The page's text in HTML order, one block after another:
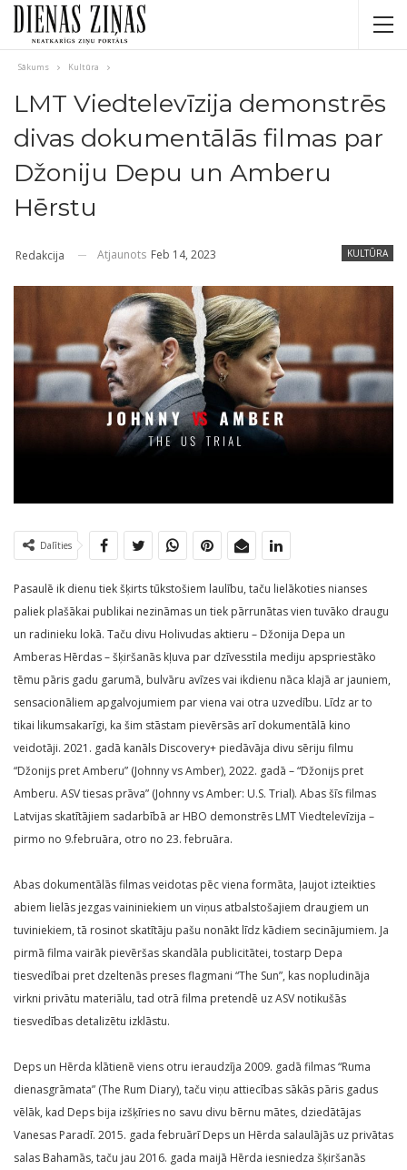
Sākums Kultūra
LMT Viedtelevīzija demonstrēs
divas dokumentālās filmas par
Džoniju Depu un Amberu
Hērstu
KULTŪRA
Redakcija Atjaunots Feb 14, 2023
Dalīties
Pasaulē ik dienu tiek šķirts tūkstošiem laulību, taču lielākoties nianses
paliek plašākai publikai nezināmas un tiek pārrunātas vien tuvāko draugu
un radinieku lokā. Taču divu Holivudas aktieru – Džonija Depa un
Amberas Hērdas – šķiršanās kļuva par dzīvesstila mediju apspriestāko
tēmu pāris gadu garumā, bulvāru avīzes vai ikdienu nāca klajā ar jauniem,
sensacionāliem apgalvojumiem par viena vai otra uzvedību. Līdz ar to
tikai likumsakarīgi, ka šim stāstam pievērsās arī dokumentālā kino
veidotāji. 2021. gadā kanāls Discovery+ piedāvāja divu sēriju filmu
“Džonijs pret Amberu” (Johnny vs Amber), 2022. gadā – “Džonijs pret
Amberu. ASV tiesas prāva” (Johnny vs Amber: U.S. Trial). Abas šīs filmas
Latvijas skatītājiem sadarbībā ar HBO demonstrēs LMT Viedtelevīzija –
pirmo no 9.februāra, otro no 23. februāra.
Abas dokumentālās filmas veidotas pēc viena formāta, ļaujot izteikties
abiem lielās jezgas vaininiekiem un viņus atbalstošajiem draugiem un
tuviniekiem, tā rosinot skatītāju pašu nonākt līdz kādiem secinājumiem. Ja
pirmā filma vairāk pievēršas skandāla publicitātei, tostarp Depa
tiesvedībai pret dzeltenās preses flagmani “The Sun”, kas nopludināja
virkni privātu materiālu, tad otrā filma pretendē uz ASV notikušās
tiesvedības detalizētu izklāstu.
Deps un Hērda klātienē viens otru ieraudzīja 2009. gadā filmas “Ruma
dienasgrāmata” (The Rum Diary), taču viņu attiecības sākās pāris gadus
vēlāk, kad Deps bija izšķīries no savu divu bērnu mātes, dziedātājas
Vanesas Paradī. 2015. gada februārī Deps un Hērda salaulājās uz privātas
salas Bahamās, taču jau 2016. gada maijā Hērda iesniedza šķiršanās